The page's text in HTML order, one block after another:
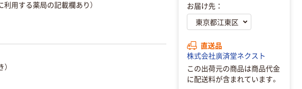
用する薬局の記載欄あり） お届け先：
直送品
株式会社廣済堂ネクスト
この出荷元の商品は商品代金
に配送料が含まれています。